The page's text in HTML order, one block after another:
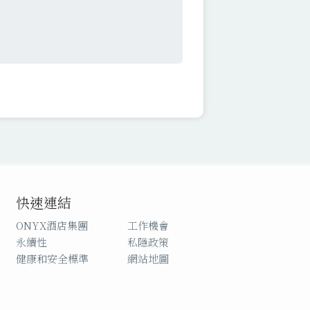
快速連結
ONYX酒店集團
永續性
健康和安全標準
工作機會
私隱政策
網站地圖